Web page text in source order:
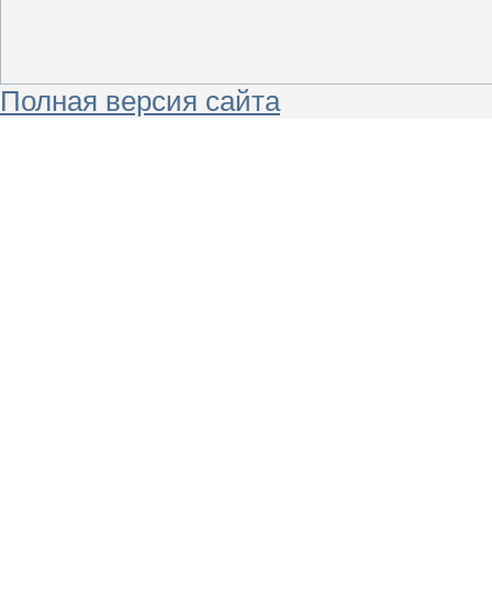
Полная версия сайта